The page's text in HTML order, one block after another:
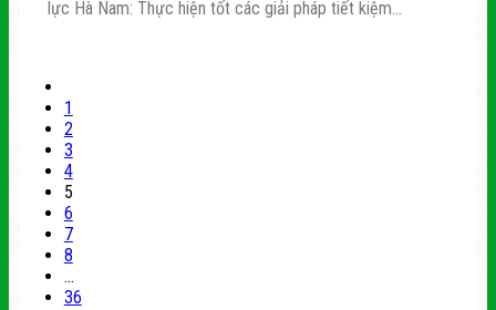
lực Hà Nam: Thực hiện tốt các giải pháp tiết kiệm...
1
2
3
4
5
6
7
8
…
36